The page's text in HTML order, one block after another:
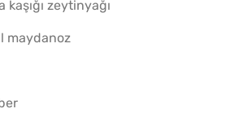
kaşığı zeytinyağı
maydanoz